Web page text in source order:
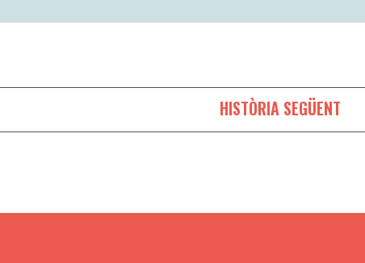
HISTÒRIA SEGÜENT